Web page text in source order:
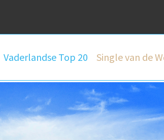
Vaderlandse Top 20 Single van de
Uw